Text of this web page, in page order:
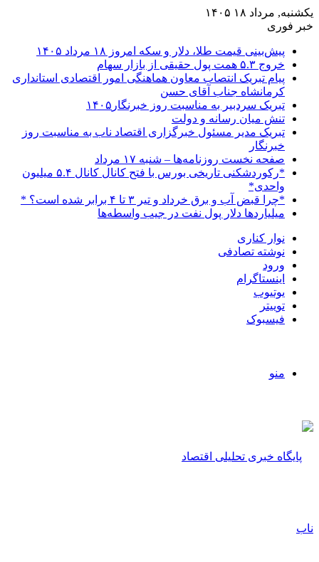
یکشنبه, مرداد ۱۸ ۱۴۰۵
خبر فوری
پیش‌بینی قیمت طلا، دلار و سکه امروز ۱۸ مرداد ۱۴۰۵
خروج ۵.۳ همت پول حقیقی از بازار سهام
پیام تبریک انتصاب معاون هماهنگی امور اقتصادی استانداری
کرمانشاه جناب آقای حسن
تبریک سردبیر به مناسبت روز خبرنگار۱۴۰۵
تنش میان رسانه و دولت
تبریک مدیر مسئول خبرگزاری اقتصاد ناب به مناسبت روز
خبرنگار
صفحه نخست روزنامه‌ها – شنبه ۱۷ مرداد
*رکوردشکنی تاریخی بورس با فتح کانال کانال ۵.۴ میلیون
واحدی*
*چرا قبض آب و برق خرداد و تیر ۳ تا ۴ برابر شده است؟ *
میلیاردها دلار پول نفت در جیب واسطه‌ها
نوار کناری
نوشته تصادفی
ورود
اینستاگرام
یوتیوب
توییتر
فیسبوک
منو